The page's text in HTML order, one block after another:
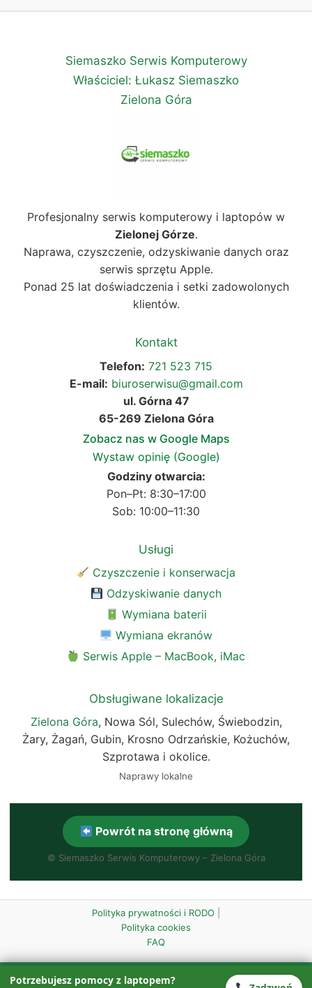
Siemaszko Serwis Komputerowy
Właściciel: Łukasz Siemaszko
Zielona Góra
Profesjonalny serwis komputerowy i laptopów w
Zielonej Górze.
Naprawa, czyszczenie, odzyskiwanie danych oraz
serwis sprzętu Apple.
Ponad 25 lat doświadczenia i setki zadowolonych
klientów.
Kontakt
Telefon: 721 523 715
E-mail: biuroserwisu@gmail.com
ul. Górna 47
65-269 Zielona Góra
Zobacz nas w Google Maps
Wystaw opinię (Google)
Godziny otwarcia:
Pon–Pt: 8:30–17:00
Sob: 10:00–11:30
Usługi
Czyszczenie i konserwacja
Odzyskiwanie danych
Wymiana baterii
Wymiana ekranów
Serwis Apple – MacBook, iMac
Obsługiwane lokalizacje
Zielona Góra, Nowa Sól, Sulechów, Świebodzin,
Żary, Żagań, Gubin, Krosno Odrzańskie, Kożuchów,
Szprotawa i okolice.
Naprawy lokalne
Powrót na stronę główną
© Siemaszko Serwis Komputerowy – Zielona Góra
Polityka prywatności i RODO
Polityka cookies
FAQ
Ta strona wykorzystuje pliki cookies w celu zapewnienia
Potrzebujesz pomocy z laptopem?